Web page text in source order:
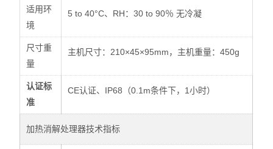
适用环
境
5 to 40°C、RH：30 to 90％无冷凝
尺寸重
量
主机尺寸：210×45×95mm， 主机重量：450g
认证标
准
CE认证、IP68（0.1m条件下，1小时）
加热消解处理器技术指标